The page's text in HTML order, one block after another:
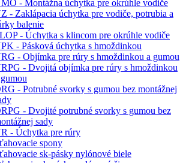
- Montážna úchytka pre okrúhle vodiče
- Zaklápacia úchytka pre vodiče, potrubia a
balenie
- Úchytka s klincom pre okrúhle vodiče
- Pásková úchytka s hmoždinkou
- Objímka pre rúry s hmoždinkou a gumou
- Dvojitá objímka pre rúry s hmoždinkou
- Potrubné svorky s gumou bez montážnej
- Dvojité potrubné svorky s gumou bez
sady
- Úchytka pre rúry
spony
sk-pásky nylónové biele